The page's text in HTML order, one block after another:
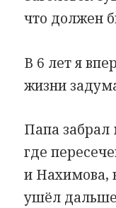
что должен
В 6 лет я
жизни
Папа
где
и Нахимова,
ушёл дальше